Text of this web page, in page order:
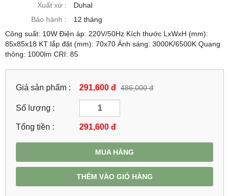
Xuất xứ :
Duhal
Bảo hành :
12 tháng
Công suất: 10W Điện áp: 220V/50Hz Kích thước LxWxH (mm):
85x85x18 KT lắp đặt (mm): 70x70 Ánh sáng: 3000K/6500K Quang
thông: 1000lm CRI: 85
Giá sản phẩm : 291,600 đ 486,000 đ
Số lượng :
Tổng tiền : 291,600 đ
MUA HÀNG
THÊM VÀO GIỎ HÀNG